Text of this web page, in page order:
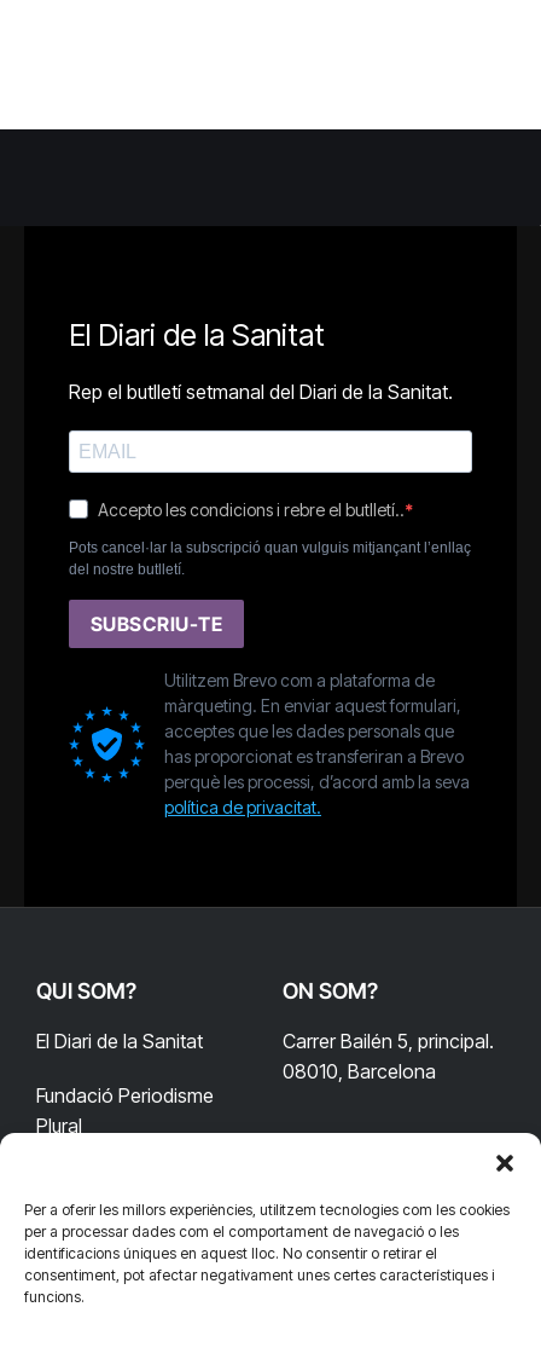
Per a oferir les millors experiències, utilitzem tecnologies com les cookies
per a processar dades com el comportament de navegació o les
identificacions úniques en aquest lloc. No consentir o retirar el
consentiment, pot afectar negativament unes certes característiques i
funcions.
El Diari de la Sanitat
Rep el butlletí setmanal del Diari de la Sanitat.
Accepto les condicions i rebre el butlletí..
Pots cancel·lar la subscripció quan vulguis mitjançant l’enllaç
del nostre butlletí.
SUBSCRIU-TE
Utilitzem Brevo com a plataforma de
màrqueting. En enviar aquest formulari,
acceptes que les dades personals que
has proporcionat es transferiran a Brevo
perquè les processi, d’acord amb la seva
política de privacitat.
QUI SOM?
El Diari de la Sanitat
Fundació Periodisme
Plural
ON SOM?
Carrer Bailén 5, principal.
08010, Barcelona
CONTACTA'NS
redaccio@diarisanitat.cat
CONNECTA